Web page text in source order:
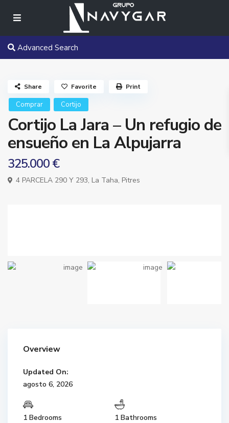
Advanced Search
Comprar Cortijo
Cortijo La Jara – Un refugio de
ensueño en La Alpujarra
325.000 €
4 PARCELA 290 Y 293, La Taha, Pitres
Share Favorite Print
Overview
Updated On:
agosto 6, 2026
1 Bedrooms 1 Bathrooms